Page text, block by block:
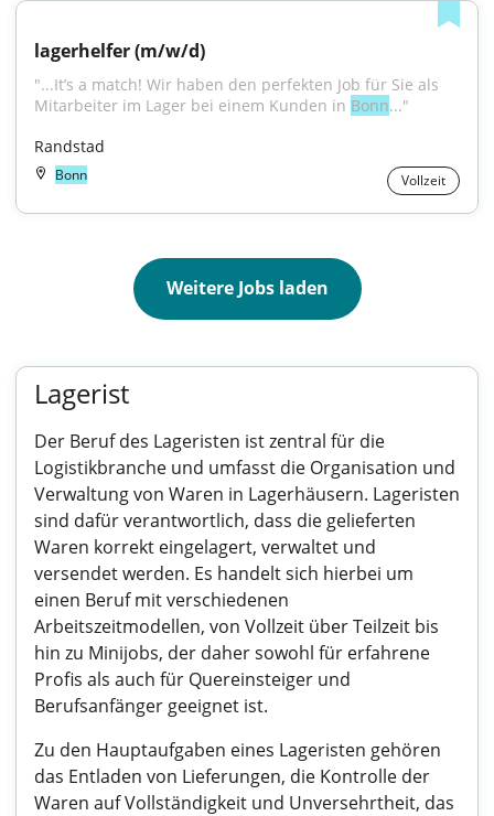
lagerhelfer (m/w/d)
"...It’s a match! Wir haben den perfekten Job für Sie als
Mitarbeiter im Lager bei einem Kunden in Bonn..."
Randstad
Bonn Vollzeit
Weitere Jobs laden
Lagerist
Der Beruf des Lageristen ist zentral für die
Logistikbranche und umfasst die Organisation und
Verwaltung von Waren in Lagerhäusern. Lageristen
sind dafür verantwortlich, dass die gelieferten
Waren korrekt eingelagert, verwaltet und
versendet werden. Es handelt sich hierbei um
einen Beruf mit verschiedenen
Arbeitszeitmodellen, von Vollzeit über Teilzeit bis
hin zu Minijobs, der daher sowohl für erfahrene
Profis als auch für Quereinsteiger und
Berufsanfänger geeignet ist.
Zu den Hauptaufgaben eines Lageristen gehören
das Entladen von Lieferungen, die Kontrolle der
Waren auf Vollständigkeit und Unversehrtheit, das